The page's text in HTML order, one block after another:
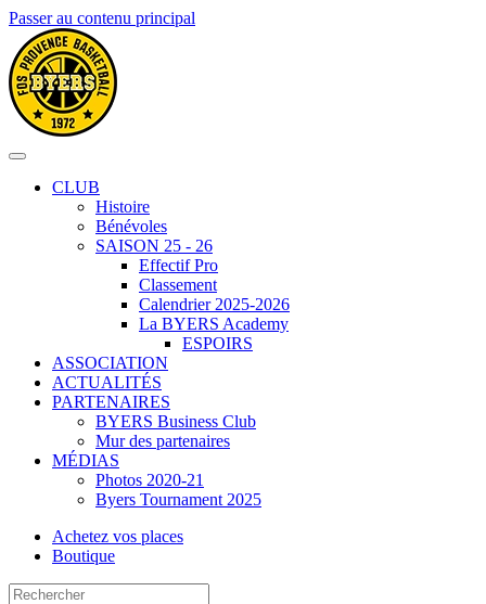
Passer au contenu principal
CLUB
Histoire
Bénévoles
SAISON 25 - 26
Effectif Pro
Classement
Calendrier 2025-2026
La BYERS Academy
ESPOIRS
ASSOCIATION
ACTUALITÉS
PARTENAIRES
BYERS Business Club
Mur des partenaires
MÉDIAS
Photos 2020-21
Byers Tournament 2025
Achetez vos places
Boutique